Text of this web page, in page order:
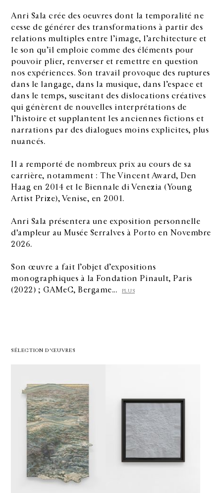
Anri Sala crée des oeuvres dont la temporalité ne
cesse de générer des transformations à partir des
relations multiples entre l’image, l’architecture et
le son qu’il emploie comme des éléments pour
pouvoir plier, renverser et remettre en question
nos expériences. Son travail provoque des ruptures
dans le langage, dans la musique, dans l’espace et
dans le temps, suscitant des dislocations créatives
qui génèrent de nouvelles interprétations de
l’histoire et supplantent les anciennes fictions et
narrations par des dialogues moins explicites, plus
nuancés.
Il a remporté de nombreux prix au cours de sa
carrière, notamment : The Vincent Award, Den
Haag en 2014 et le Biennale di Venezia (Young
Artist Prize), Venise, en 2001.
Anri Sala présentera une exposition personnelle
d'ampleur au Musée Serralves à Porto en Novembre
2026.
Son œuvre a fait l’objet d’expositions
monographiques à la Fondation Pinault, Paris
(2022) ; GAMeC, Bergame...
PLUS
SÉLECTION D'ŒUVRES